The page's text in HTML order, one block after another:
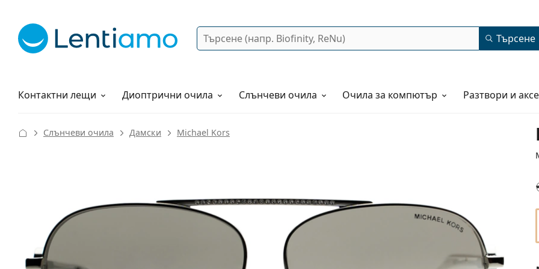
Търсене Търсене
Контактни лещи
Разтвори Диоптрични очила Слънчеви очила Очила за компютър Разтвори и
Как да поръчам?
Слънчеви очила Дамски Michael Kors